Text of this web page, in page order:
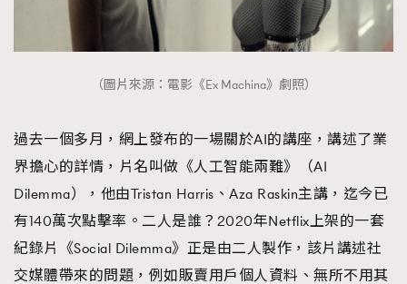
（圖片來源：電影《Ex Machina》劇照）
過去一個多月，網上發布的一場關於AI的講座，講述了業
界擔心的詳情，片名叫做《人工智能兩難》（AI
Dilemma），他由Tristan Harris、Aza Raskin主講，迄今已
有140萬次點擊率。二人是誰？2020年Netflix上架的一套
紀錄片《Social Dilemma》正是由二人製作，該片講述社
交媒體帶來的問題，例如販賣用戶個人資料、無所不用其